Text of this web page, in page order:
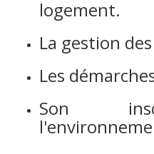
logement.
La gestion
Les
Son